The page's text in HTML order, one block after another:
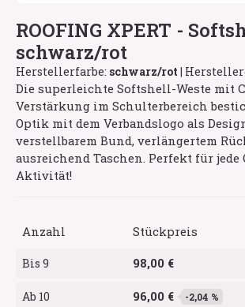
ROOFING XPERT -
schwarz/rot
Herstellerfarbe: schwarz/rot |
Die superleichte Softshell-Weste mit
Verstärkung im Schulterbereich
Optik mit dem Verbandslogo als
verstellbarem Bund, verlängertem
ausreichend Taschen. Perfekt für jede
Aktivität!
Anzahl Stückpreis
Bis 9 98,00 €
Ab 10 96,00 € -2,04 %